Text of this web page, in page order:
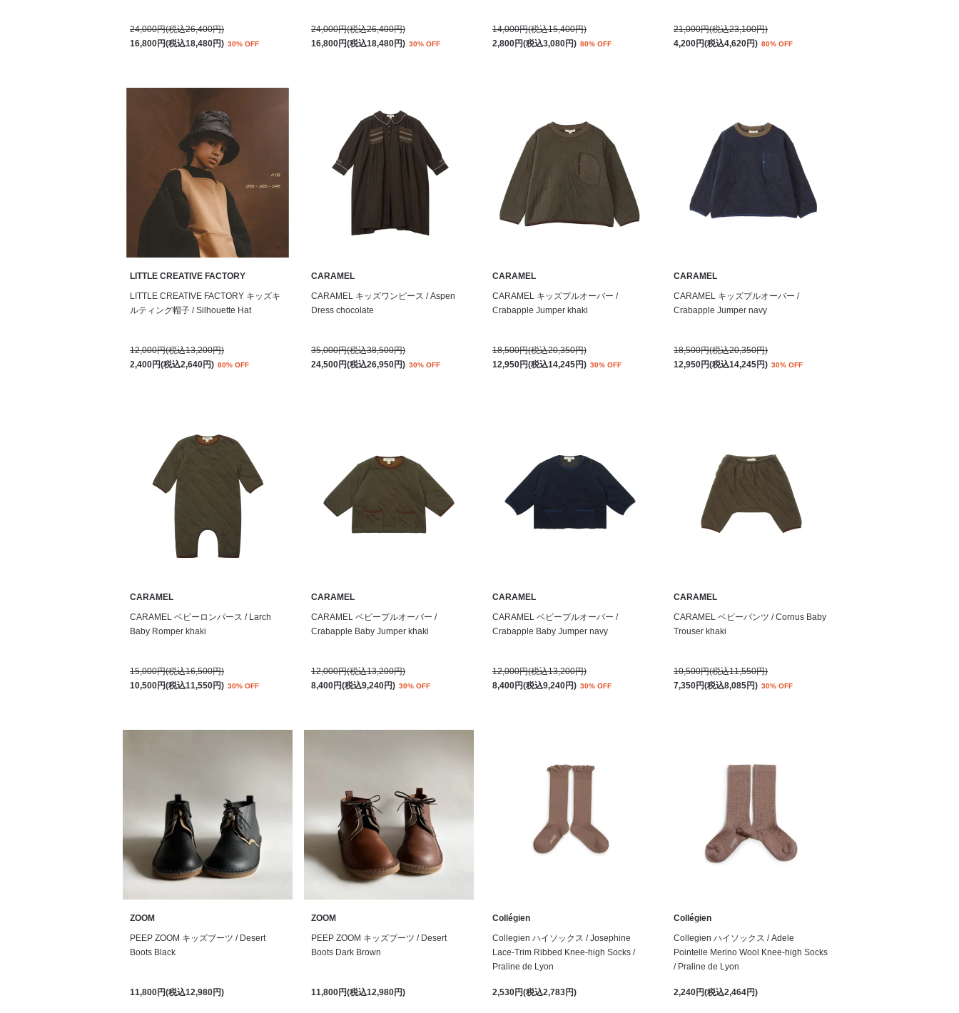
24,000円(税込26,400円)
16,800円(税込18,480円) 30% OFF
24,000円(税込26,400円)
16,800円(税込18,480円) 30% OFF
14,000円(税込15,400円)
2,800円(税込3,080円) 80% OFF
21,000円(税込23,100円)
4,200円(税込4,620円) 80% OFF
LITTLE CREATIVE FACTORY
LITTLE CREATIVE FACTORY キッズキ
ルティング帽子 / Silhouette Hat
12,000円(税込13,200円)
2,400円(税込2,640円) 80% OFF
CARAMEL
CARAMEL キッズワンピース / Aspen
Dress chocolate
35,000円(税込38,500円)
24,500円(税込26,950円) 30% OFF
CARAMEL
CARAMEL キッズプルオーバー /
Crabapple Jumper khaki
18,500円(税込20,350円)
12,950円(税込14,245円) 30% OFF
CARAMEL
CARAMEL キッズプルオーバー /
Crabapple Jumper navy
18,500円(税込20,350円)
12,950円(税込14,245円) 30% OFF
CARAMEL
CARAMEL ベビーロンパース / Larch
Baby Romper khaki
15,000円(税込16,500円)
10,500円(税込11,550円) 30% OFF
CARAMEL
CARAMEL ベビープルオーバー /
Crabapple Baby Jumper khaki
12,000円(税込13,200円)
8,400円(税込9,240円) 30% OFF
CARAMEL
CARAMEL ベビープルオーバー /
Crabapple Baby Jumper navy
12,000円(税込13,200円)
8,400円(税込9,240円) 30% OFF
CARAMEL
CARAMEL ベビーパンツ / Cornus Baby
Trouser khaki
10,500円(税込11,550円)
7,350円(税込8,085円) 30% OFF
ZOOM
PEEP ZOOM キッズブーツ / Desert
Boots Black
11,800円(税込12,980円)
ZOOM
PEEP ZOOM キッズブーツ / Desert
Boots Dark Brown
11,800円(税込12,980円)
Collégien
Collegien ハイソックス / Josephine
Lace-Trim Ribbed Knee-high Socks /
Praline de Lyon
2,530円(税込2,783円)
Collégien
Collegien ハイソックス / Adele
Pointelle Merino Wool Knee-high Socks
/ Praline de Lyon
2,240円(税込2,464円)